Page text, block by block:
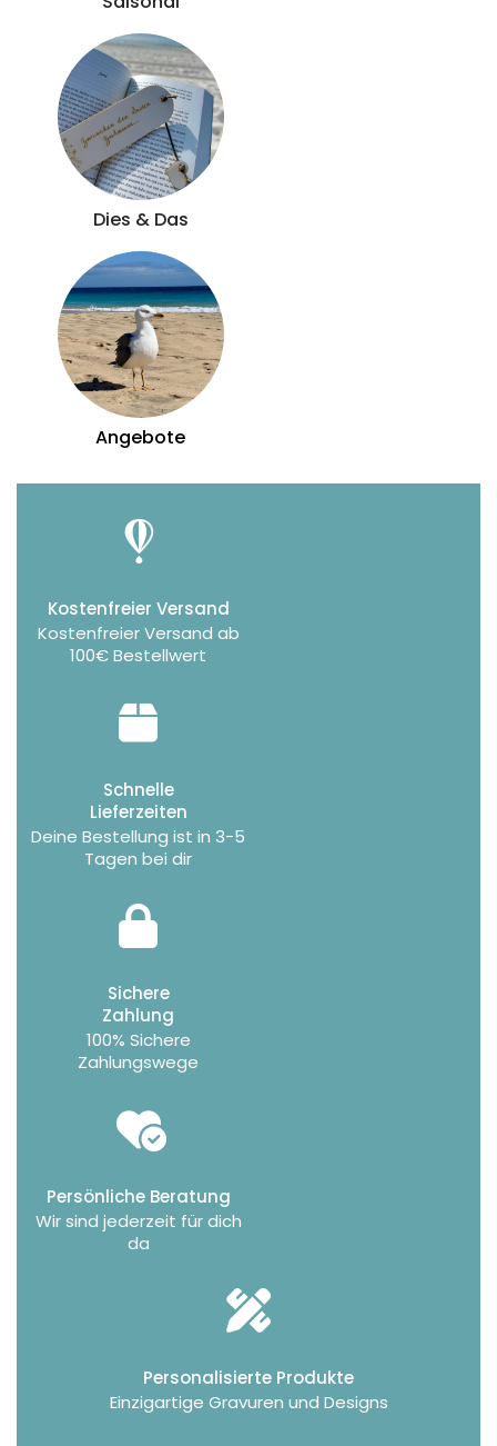
Dies & Das
Angebote
Kostenfreier Versand
Kostenfreier Versand ab
100€ Bestellwert
Schnelle
Lieferzeiten
Deine Bestellung ist in 3-5
Tagen bei dir
Sichere
Zahlung
100% Sichere
Zahlungswege
Persönliche Beratung
Wir sind jederzeit für dich
da
Personalisierte Produkte
Einzigartige Gravuren und Designs